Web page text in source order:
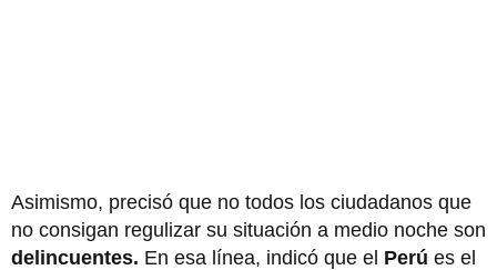
Asimismo, precisó que no todos los ciudadanos que
no consigan regulizar su situación a medio noche son
delincuentes. En esa línea, indicó que el Perú es el